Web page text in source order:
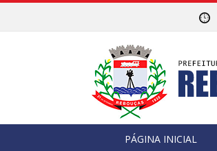
PÁGINA INICIAL